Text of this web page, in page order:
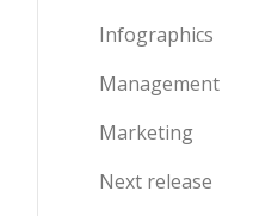
Infographics
Management
Marketing
Next release